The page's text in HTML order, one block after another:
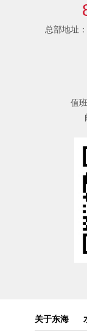
总部地址
值
关于东海